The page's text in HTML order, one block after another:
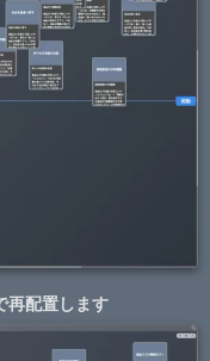
再配置します